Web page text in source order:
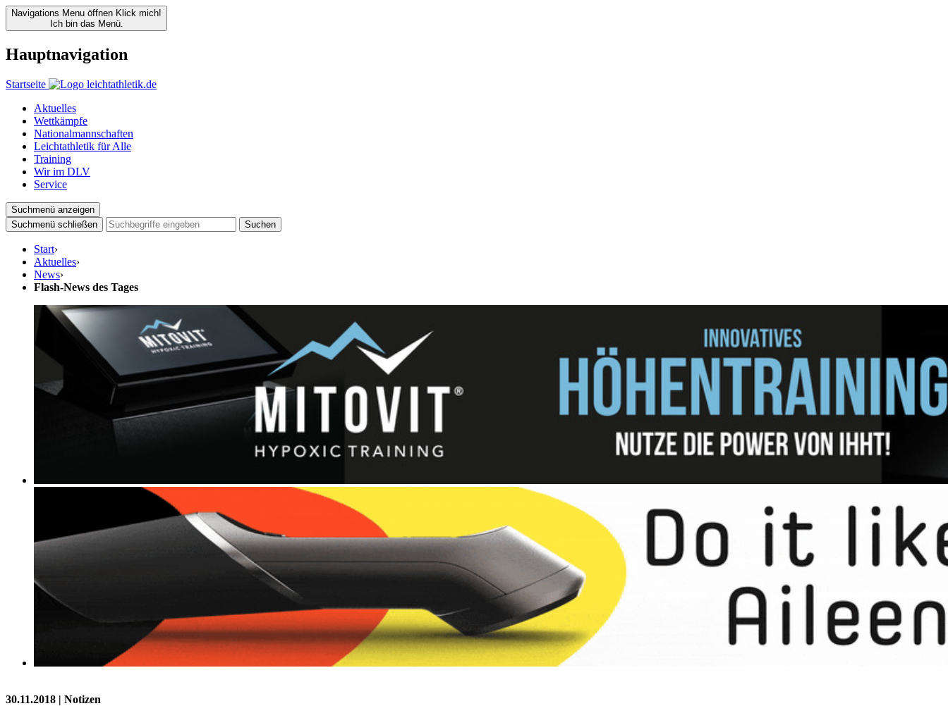
Navigations Menu öffnen Klick mich!
Ich bin das Menü.
Hauptnavigation
Startseite
Aktuelles
Wettkämpfe
Nationalmannschaften
Leichtathletik für Alle
Training
Wir im DLV
Service
Suchmenü anzeigen
Suchmenü schließen
Suchen
Start›
Aktuelles›
News›
Flash-News des Tages
30.11.2018 | Notizen